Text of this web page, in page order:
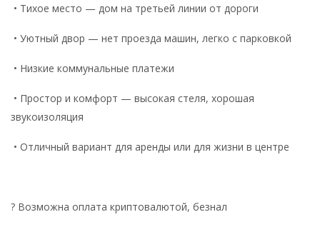
• Тихое место — дом на третьей линии от дороги
• Уютный двор — нет проезда машин, легко с парковкой
• Низкие коммунальные платежи
• Простор и комфорт — высокая стеля, хорошая
звукоизоляция
• Отличный вариант для аренды или для жизни в центре
? Возможна оплата криптовалютой, безнал